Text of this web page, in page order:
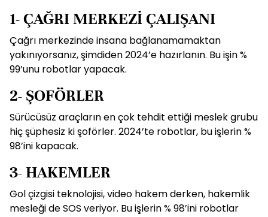
1- ÇAĞRI MERKEZİ ÇALIŞANI
Çağrı merkezinde insana bağlanamamaktan
yakınıyorsanız, şimdiden 2024’e hazırlanın. Bu işin %
99’unu robotlar yapacak.
2- ŞOFÖRLER
Sürücüsüz araçların en çok tehdit ettiği meslek grubu
hiç şüphesiz ki şoförler. 2024’te robotlar, bu işlerin %
98’ini kapacak.
3- HAKEMLER
Gol çizgisi teknolojisi, video hakem derken, hakemlik
mesleği de SOS veriyor. Bu işlerin % 98’ini robotlar